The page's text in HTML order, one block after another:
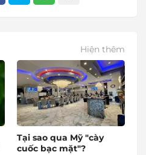
Hiện thêm
Tại sao qua Mỹ "cày
cuốc bạc mặt"?